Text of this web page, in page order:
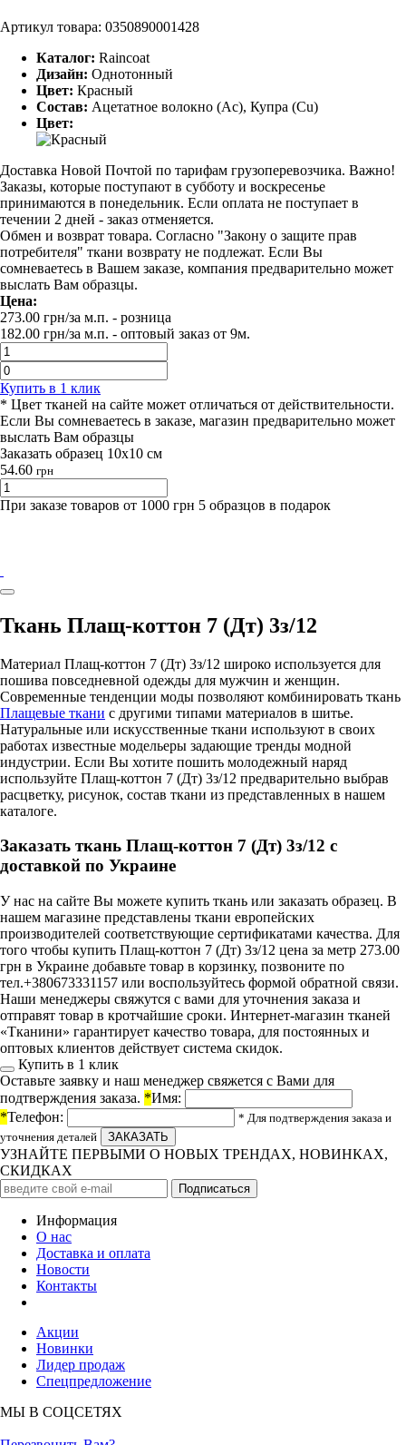
Артикул товара: 0350890001428
Каталог: Raincoat
Дизайн: Однотонный
Цвет: Красный
Состав: Ацетатное волокно (Ac), Купра (Cu)
Цвет:
Доставка Новой Почтой по тарифам грузоперевозчика. Важно!
Заказы, которые поступают в субботу и воскресенье
принимаются в понедельник. Если оплата не поступает в
течении 2 дней - заказ отменяется.
Обмен и возврат товара. Согласно "Закону о защите прав
потребителя" ткани возврату не подлежат. Если Вы
сомневаетесь в Вашем заказе, компания предварительно может
выслать Вам образцы.
Цена:
273.00 грн/за м.п. - розница
182.00 грн/за м.п. - оптовый заказ от 9м.
Купить в 1 клик
* Цвет тканей на сайте может отличаться от действительности.
Если Вы сомневаетесь в заказе, магазин предварительно может
выслать Вам образцы
Заказать образец 10х10 см
54.60 грн
При заказе товаров от 1000 грн 5 образцов в подарок
Ткань Плащ-коттон 7 (Дт) 3з/12
Материал Плащ-коттон 7 (Дт) 3з/12 широко используется для
пошива повседневной одежды для мужчин и женщин.
Современные тенденции моды позволяют комбинировать ткань
Плащевые ткани с другими типами материалов в шитье.
Натуральные или искусственные ткани используют в своих
работах известные модельеры задающие тренды модной
индустрии. Если Вы хотите пошить молодежный наряд
используйте Плащ-коттон 7 (Дт) 3з/12 предварительно выбрав
расцветку, рисунок, состав ткани из представленных в нашем
каталоге.
Заказать ткань Плащ-коттон 7 (Дт) 3з/12 с
доставкой по Украине
У нас на сайте Вы можете купить ткань или заказать образец. В
нашем магазине представлены ткани европейских
производителей соответствующие сертификатами качества. Для
того чтобы купить Плащ-коттон 7 (Дт) 3з/12 цена за метр 273.00
грн в Украине добавьте товар в корзинку, позвоните по
тел.+380673331157 или воспользуйтесь формой обратной связи.
Наши менеджеры свяжутся с вами для уточнения заказа и
отправят товар в кротчайшие сроки. Интернет-магазин тканей
«Тканини» гарантирует качество товара, для постоянных и
оптовых клиентов действует система скидок.
Купить в 1 клик
Оставьте заявку и наш менеджер свяжется с Вами для
подтверждения заказа. *Имя:
*Телефон:
* Для подтверждения заказа и
уточнения деталей
УЗНАЙТЕ ПЕРВЫМИ О НОВЫХ ТРЕНДАХ, НОВИНКАХ,
СКИДКАХ
Информация
О нас
Доставка и оплата
Новости
Контакты
Акции
Новинки
Лидер продаж
Спецпредложение
МЫ В СОЦСЕТЯХ